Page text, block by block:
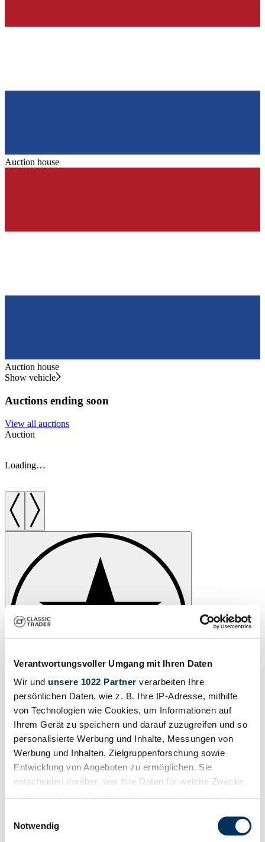
Verantwortungsvoller Umgang mit Ihren Daten
Wir und unsere 1022 Partner verarbeiten Ihre
persönlichen Daten, wie z. B. Ihre IP-Adresse, mithilfe
von Technologien wie Cookies, um Informationen auf
Ihrem Gerät zu speichern und darauf zuzugreifen und so
personalisierte Werbung und Inhalte, Messungen von
Werbung und Inhalten, Zielgruppenforschung sowie
Entwicklung von Angeboten zu ermöglichen. Sie
entscheiden darüber, wer Ihre Daten für welche Zwecke
Trigger Symbol ändern oder widerrufen
Notwendig
Auction house
Auction house
Show vehicle
Auctions ending soon
View all auctions
Auction
Loading…